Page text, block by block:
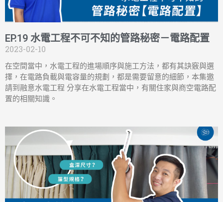
EP.19 水電工程不可不知的管路秘密－電路配置
2023-02-10
在空間當中，水電工程的進場順序與施工方法，都有其訣竅與選
擇，在電路負載與電容量的規劃，都是需要留意的細節，本集邀
請到融意水電工程 分享在水電工程當中，有關住家與商空電路配
置的相關知識。